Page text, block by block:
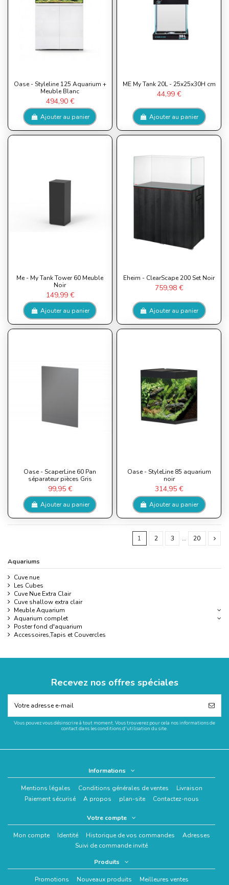
Oase - Styleline 125 Aquarium +
Meuble Blanc
494,90 €
Ajouter au panier
ME My Tank 20L - 25x25x30H cm
44,99 €
Ajouter au panier
Me - My Tank Tower 60 Meuble
Noir
149,99 €
Ajouter au panier
Eheim - ClearScape 200 Set Noir
759,98 €
Ajouter au panier
Oase - ScaperLine 60 Pan
séparateur pièces Gris
99,95 €
Ajouter au panier
Oase - StyleLine 85 aquarium
noir
314,95 €
Ajouter au panier
1 2 3 … 20
Aquariums
Cuve nue
Les Cubes
Cuve Nue Extra Clair
Cuve shallow extra clair
Meuble Aquarium
Aquarium complet
Poster fond d'aquarium
Accessoires,Tapis et Couvercles
Recevez nos offres spéciales
Vous pouvez vous désinscrire à tout moment. Vous trouverez pour cela nos informations de
contact dans les conditions d'utilisation du site.
Informations
Mentions légales Conditions générales de ventes
Livraison
Paiement sécurisé
A propos plan-site Contactez-nous
Votre compte
Mon compte Identité Historique de vos commandes
Adresses
Suivi de commande invité
Produits
Promotions Nouveaux produits Meilleures ventes